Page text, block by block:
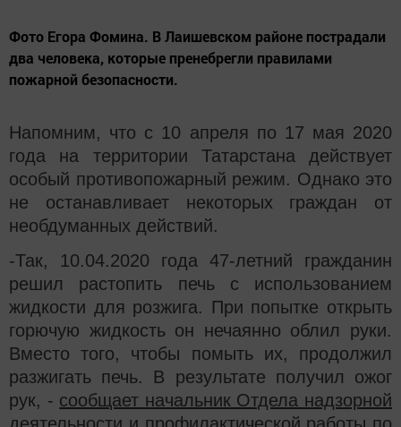
Фото Егора Фомина. В Лаишевском районе пострадали
два человека, которые пренебрегли правилами
пожарной безопасности.
Напомним, что с 10 апреля по 17 мая 2020
года на территории Татарстана действует
особый противопожарный режим. Однако это
не останавливает некоторых граждан от
необдуманных действий.
-Так, 10.04.2020 года 47-летний гражданин
решил растопить печь с использованием
жидкости для розжига. При попытке открыть
горючую жидкость он нечаянно облил руки.
Вместо того, чтобы помыть их, продолжил
разжигать печь. В результате получил ожог
рук, - сообщает начальник Отдела надзорной